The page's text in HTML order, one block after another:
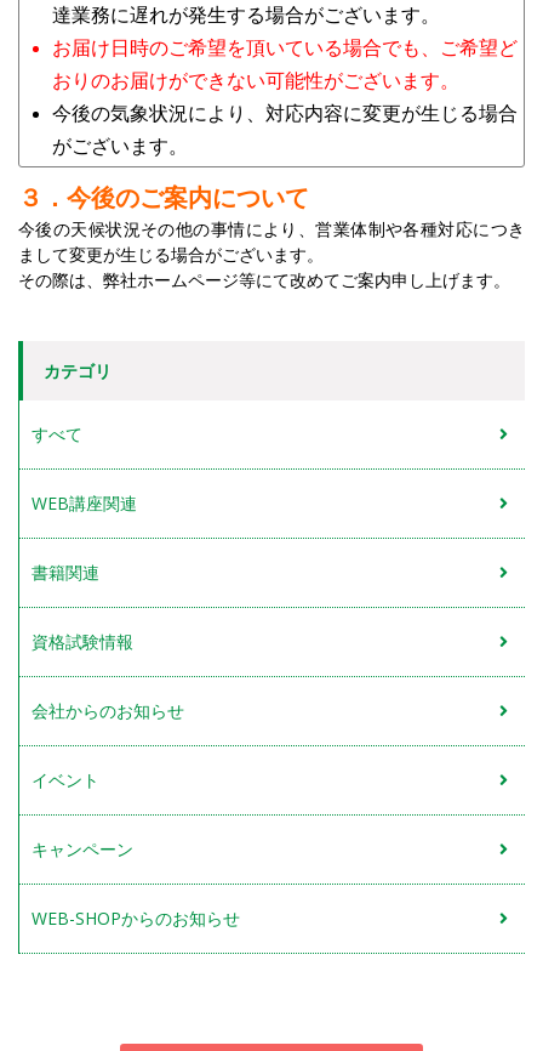
達業務に遅れが発生する場合がございます。
お届け日時のご希望を頂いている場合でも、ご希望ど
おりのお届けができない可能性がございます。
今後の気象状況により、対応内容に変更が生じる場合
がございます。
３．今後のご案内について
今後の天候状況その他の事情により、営業体制や各種対応につき
まして変更が生じる場合がございます。
その際は、弊社ホームページ等にて改めてご案内申し上げます。
カテゴリ
すべて
WEB講座関連
書籍関連
資格試験情報
会社からのお知らせ
イベント
キャンペーン
WEB-SHOPからのお知らせ